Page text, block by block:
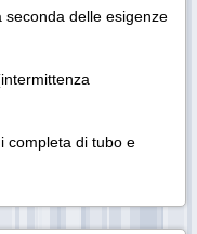
seconda delle esigenze
completa di tubo e